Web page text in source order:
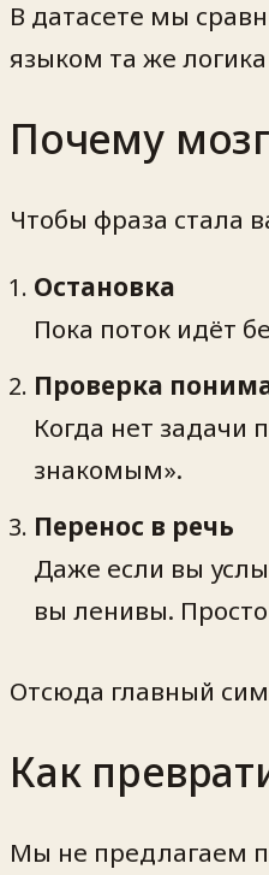
В датасете мы
языком та же
Почему
Чтобы фраза стала
Остановка
Пока поток идёт
Проверка
Когда нет задачи
знакомым».
Перенос в речь
Даже если вы
вы ленивы.
Отсюда главный
Как
Мы не предлагаем